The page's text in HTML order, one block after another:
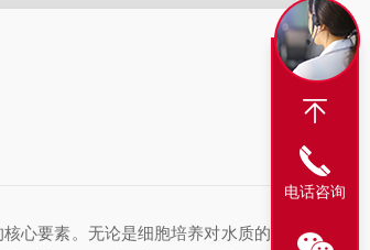
心要素。无论是细胞培养对水质的严苛
电话咨询